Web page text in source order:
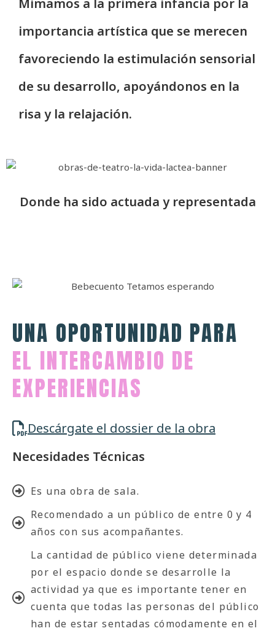
Mimamos a la primera infancia por la
importancia artística que se merecen
favoreciendo la estimulación sensorial
de su desarrollo, apoyándonos en la
risa y la relajación.
Donde ha sido actuada y representada
UNA OPORTUNIDAD PARA
EL INTERCAMBIO DE
EXPERIENCIAS
Descárgate el dossier de la obra
Necesidades Técnicas
Es una obra de sala.
Recomendado a un público de entre 0 y 4
años con sus acompañantes.
La cantidad de público viene determinada
por el espacio donde se desarrolle la
actividad ya que es importante tener en
cuenta que todas las personas del público
han de estar sentadas cómodamente en el